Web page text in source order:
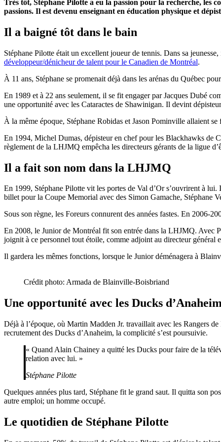
Très tôt, Stéphane Pilotte a eu la passion pour la recherche, les
passions. Il est devenu enseignant en éducation physique et
Il a baigné tôt dans le bain
Stéphane Pilotte était un excellent joueur de tennis. Dans sa
développeur/dénicheur de talent pour le Canadien de Montréal.
À 11 ans, Stéphane se promenait déjà dans les arénas du Québec
En 1989 et à 22 ans seulement, il se fit engager par Jacques Dubé
une opportunité avec les Cataractes de Shawinigan. Il devint
À la même époque, Stéphane Robidas et Jason Pominville allaient
En 1994, Michel Dumas, dépisteur en chef pour les Blackhawks de
règlement de la LHJMQ empêcha les directeurs gérants de la ligue
Il a fait son nom dans la LHJMQ
En 1999, Stéphane Pilotte vit les portes de Val d’Or s’ouvrirent à
billet pour la Coupe Memorial avec des Simon Gamache, Stéphane
Sous son règne, les Foreurs connurent des années fastes. En 2006-
En 2008, le Junior de Montréal fit son entrée dans la LHJMQ. Avec
joignit à ce personnel tout étoile, comme adjoint au directeur général
Il gardera les mêmes fonctions, lorsque le Junior déménagera à
Crédit photo: Armada de Blainville-Boisbriand
Une opportunité avec les Ducks
Déjà à l’époque, où Martin Madden Jr. travaillait avec les Rangers
recrutement des Ducks d’Anaheim, la complicité s’est poursuivie.
« Quand Alain Chainey a quitté les Ducks pour faire de la
relation avec lui. »
Stéphane Pilotte
Quelques années plus tard, Stéphane fit le grand saut. Il quitta son
autre emploi; un homme occupé.
Le quotidien de Stéphane Pilotte